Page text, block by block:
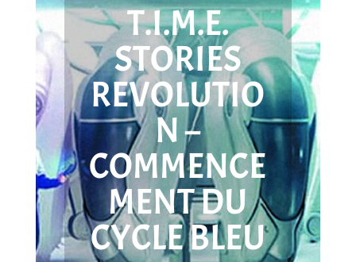
T.I.M.E.
STORIES
REVOLUTIO
N –
COMMENCE
MENT DU
CYCLE BLEU